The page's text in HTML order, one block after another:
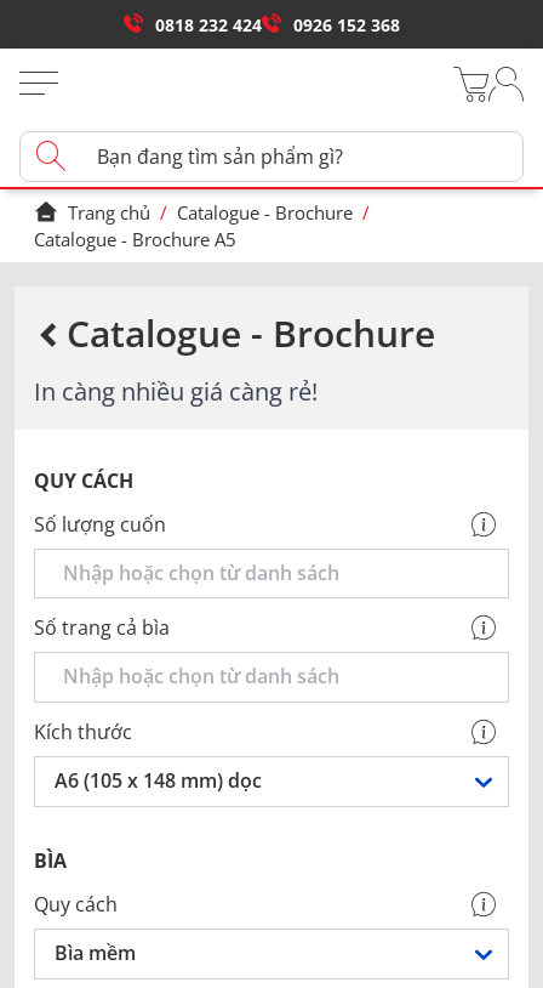
0818 232 424 0926 152 368
Trang chủ / Catalogue - Brochure /
Catalogue - Brochure A5
Catalogue - Brochure
In càng nhiều giá càng rẻ!
QUY CÁCH
Số lượng cuốn
Số trang cả bìa
Kích thước
A6 (105 x 148 mm) dọc
BÌA
Quy cách
Bìa mềm